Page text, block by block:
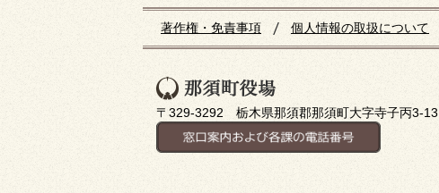
著作権・免責事項 個人情報の取扱について
〒329-3292 栃木県那須郡那須町大字寺子丙3-13